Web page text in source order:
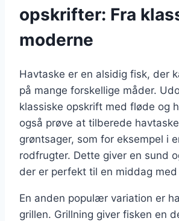
opskrifter: Fra
moderne
Havtaske er en alsidig fisk, der
på mange forskellige måder.
klassiske opskrift med fløde og
også prøve at tilberede
grøntsager, som for eksempel i
rodfrugter. Dette giver en sund
der er perfekt til en middag
En anden populær variation er
grillen. Grillning giver fisken en